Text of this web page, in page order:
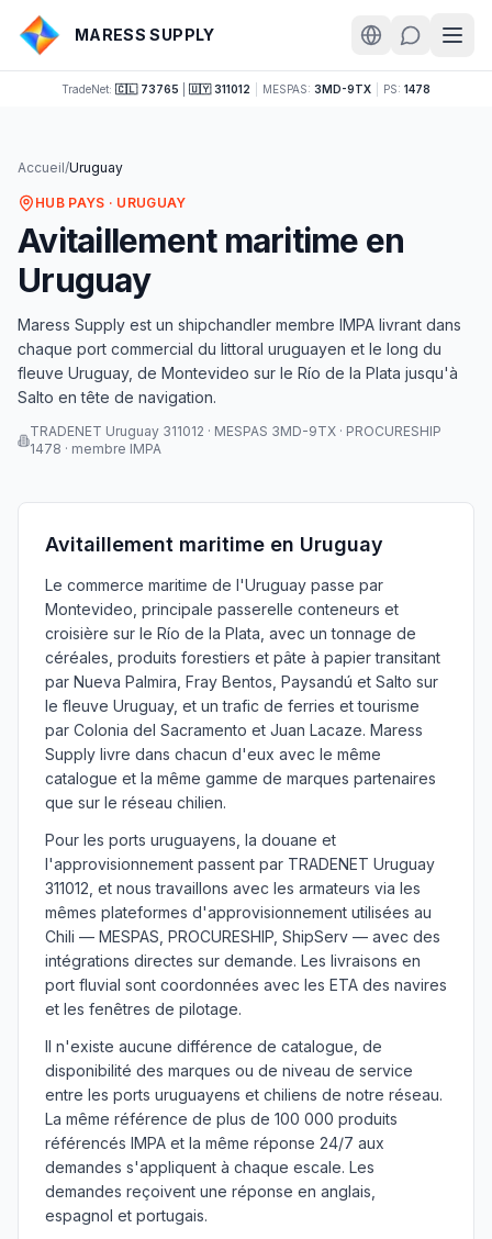
MARESS SUPPLY
TradeNet: 🇨🇱 73765 🇺🇾 311012 MESPAS: 3MD-9TX PS: 1478
Accueil/Uruguay
HUB PAYS · URUGUAY
Avitaillement maritime en
Uruguay
Maress Supply est un shipchandler membre IMPA livrant dans
chaque port commercial du littoral uruguayen et le long du
fleuve Uruguay, de Montevideo sur le Río de la Plata jusqu'à
Salto en tête de navigation.
TRADENET Uruguay 311012 · MESPAS 3MD-9TX · PROCURESHIP
1478 · membre IMPA
Avitaillement maritime en Uruguay
Le commerce maritime de l'Uruguay passe par
Montevideo, principale passerelle conteneurs et
croisière sur le Río de la Plata, avec un tonnage de
céréales, produits forestiers et pâte à papier transitant
par Nueva Palmira, Fray Bentos, Paysandú et Salto sur
le fleuve Uruguay, et un trafic de ferries et tourisme
par Colonia del Sacramento et Juan Lacaze. Maress
Supply livre dans chacun d'eux avec le même
catalogue et la même gamme de marques partenaires
que sur le réseau chilien.
Pour les ports uruguayens, la douane et
l'approvisionnement passent par TRADENET Uruguay
311012, et nous travaillons avec les armateurs via les
mêmes plateformes d'approvisionnement utilisées au
Chili — MESPAS, PROCURESHIP, ShipServ — avec des
intégrations directes sur demande. Les livraisons en
port fluvial sont coordonnées avec les ETA des navires
et les fenêtres de pilotage.
Il n'existe aucune différence de catalogue, de
disponibilité des marques ou de niveau de service
entre les ports uruguayens et chiliens de notre réseau.
La même référence de plus de 100 000 produits
référencés IMPA et la même réponse 24/7 aux
demandes s'appliquent à chaque escale. Les
demandes reçoivent une réponse en anglais,
espagnol et portugais.